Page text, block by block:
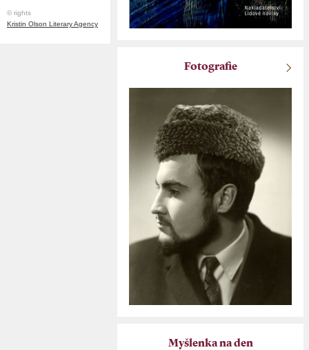
© rights
Kristin Olson Literary Agency
Fotografie
Myšlenka na den